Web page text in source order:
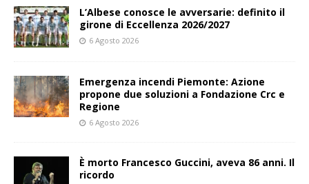
L’Albese conosce le avversarie: definito il
girone di Eccellenza 2026/2027
6 Agosto 2026
Emergenza incendi Piemonte: Azione
propone due soluzioni a Fondazione Crc e
Regione
6 Agosto 2026
È morto Francesco Guccini, aveva 86 anni. Il
ricordo